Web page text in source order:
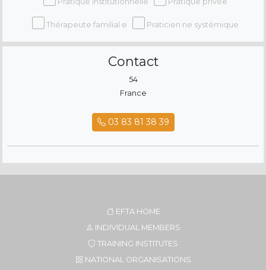
Thérapeute familial·e Praticien·ne systémique
Contact
54
France
03 83 81 38 39
EFTA HOME
INDIVIDUAL MEMBERS
TRAINING INSTITUTES
NATIONAL ORGANISATIONS